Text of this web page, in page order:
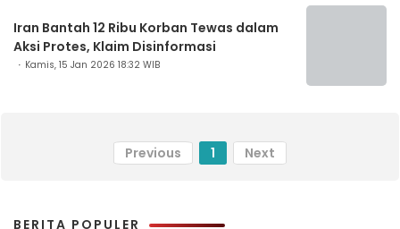
Iran Bantah 12 Ribu Korban Tewas dalam
Aksi Protes, Klaim Disinformasi
Kamis, 15 Jan 2026 18:32 WIB
Previous 1 Next
BERITA POPULER